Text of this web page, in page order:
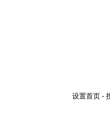
设置首页 -